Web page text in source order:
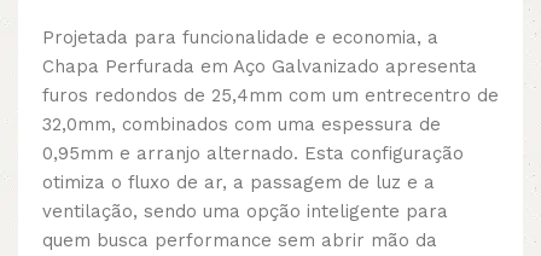
Projetada para funcionalidade e economia, a
Chapa Perfurada em Aço Galvanizado apresenta
furos redondos de 25,4mm com um entrecentro de
32,0mm, combinados com uma espessura de
0,95mm e arranjo alternado. Esta configuração
otimiza o fluxo de ar, a passagem de luz e a
ventilação, sendo uma opção inteligente para
quem busca performance sem abrir mão da